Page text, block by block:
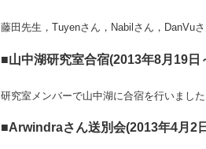
藤田先生，Tuyenさん，Nabilさん，DanVu
■山中湖研究室合宿(2013年8月19日
研究室メンバーで山中湖に合宿を行いました
■Arwindraさん送別会(2013年4月2